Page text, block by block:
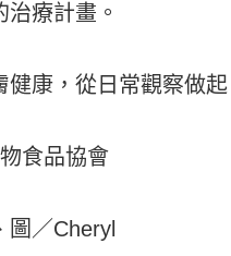
治療計畫。
健康，從日常觀察做
食品協會
圖／Cheryl